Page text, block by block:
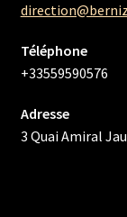
Téléphone
+33559590576
Adresse
3 Quai Amiral